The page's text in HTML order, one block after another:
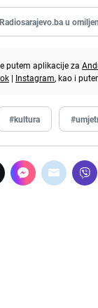
u
putem aplikacije za
| Instagram, kao i
#kultura